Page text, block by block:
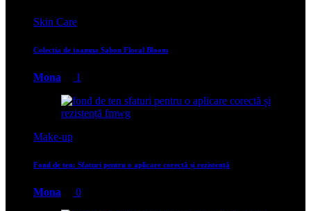
Skin Care
Colectia de toamna Sabon Floral Bloom
Mona 1
Make-up
Fond de ten: Sfaturi pentru o aplicare corectă și rezistență
Mona 0